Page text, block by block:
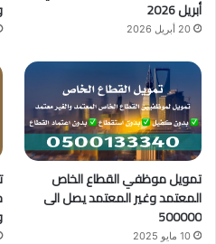
أبريل 2026
20 أبريل 2026
تمويل موظفي القطاع الخاص
المعتمد وغير المعتمد يصل الى
500000
10 مايو 2025